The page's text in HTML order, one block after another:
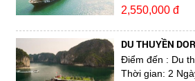
2,550,000 đ
DU THUYỀN
Điểm đến : Du
Thời gian: 2